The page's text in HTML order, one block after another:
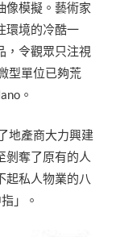
像模擬。藝術家
環境的冷酷一
，令觀眾只注視
型單位已夠荒
。
地產商大力興建
剝奪了原有的人
起私人物業的八
」。